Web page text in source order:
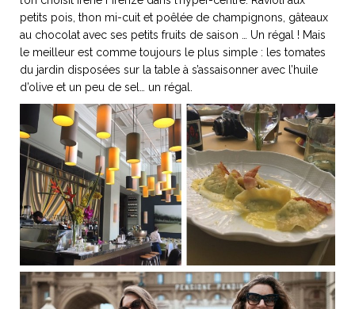
petits pois, thon mi-cuit et poêlée de champignons, gâteaux
au chocolat avec ses petits fruits de saison … Un régal ! Mais
le meilleur est comme toujours le plus simple : les tomates
du jardin disposées sur la table à s’assaisonner avec l’huile
d’olive et un peu de sel… un régal.